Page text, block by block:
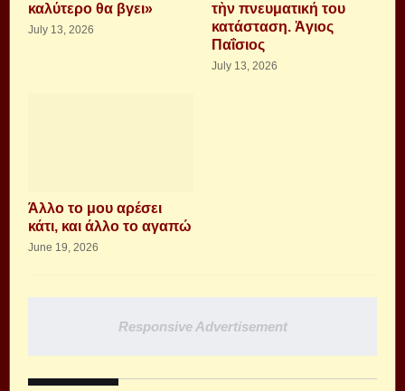
καλύτερο θα βγει»
July 13, 2026
τὴν πνευματική του
κατάσταση. Ἁγιος
Παΐσιος
July 13, 2026
Άλλο το μου αρέσει
κάτι, και άλλο το αγαπώ
June 19, 2026
Responsive Advertisement